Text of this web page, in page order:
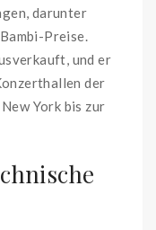
darunter
Preise.
und er
der
York bis zur